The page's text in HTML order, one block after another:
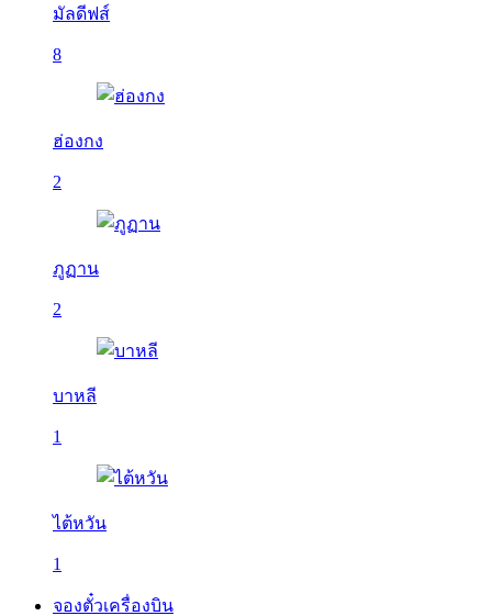
มัลดีฟส์
8
ฮ่องกง
2
ภูฏาน
2
บาหลี
1
ไต้หวัน
1
จองตั๋วเครื่องบิน